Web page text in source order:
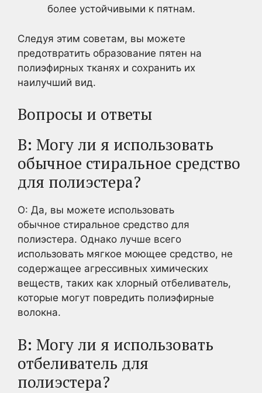
более устойчивыми к пятнам.
Следуя этим советам, вы можете
предотвратить образование пятен на
полиэфирных тканях и сохранить их
наилучший вид.
Вопросы и ответы
В: Могу ли я использовать
обычное стиральное средство
для полиэстера?
О: Да, вы можете использовать
обычное стиральное средство для
полиэстера. Однако лучше всего
использовать мягкое моющее средство, не
содержащее агрессивных химических
веществ, таких как хлорный отбеливатель,
которые могут повредить полиэфирные
волокна.
В: Могу ли я использовать
отбеливатель для
полиэстера?